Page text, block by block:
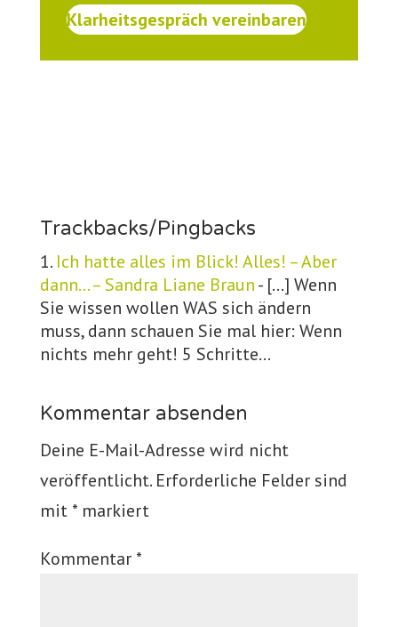
Klarheitsgespräch vereinbaren
Trackbacks/Pingbacks
Ich hatte alles im Blick! Alles! – Aber
dann… – Sandra Liane Braun- […] Wenn
Sie wissen wollen WAS sich ändern
muss, dann schauen Sie mal hier: Wenn
nichts mehr geht! 5 Schritte…
Kommentar absenden
Deine E-Mail-Adresse wird nicht
veröffentlicht. Erforderliche Felder sind
mit *markiert
Kommentar *